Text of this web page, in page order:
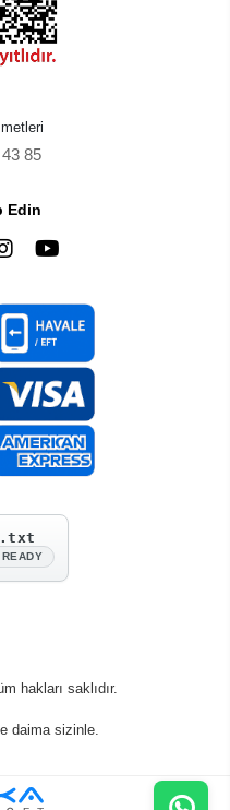
85
Edin
hakları saklıdır.
daima sizinle.